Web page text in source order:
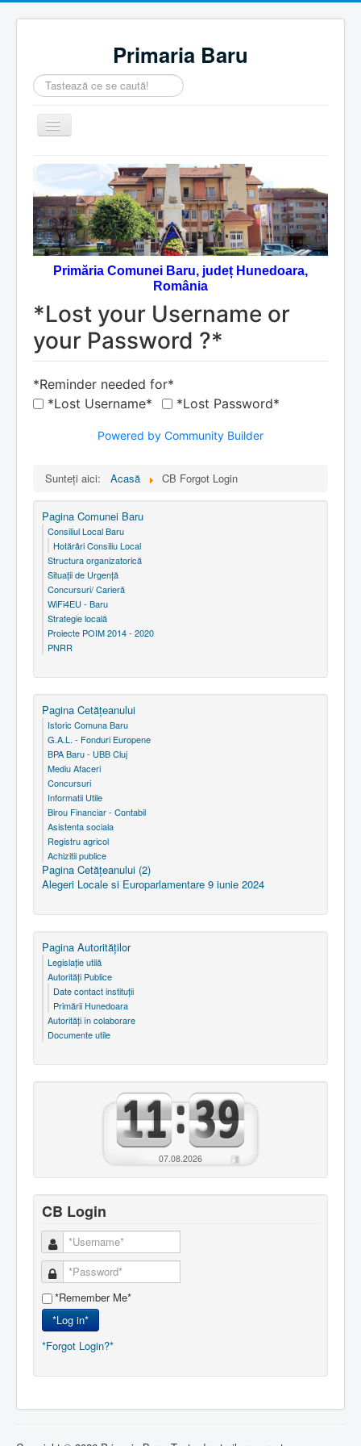
Primaria Baru
Căutare
...
Comută
navigarea
Home
Despre noi
Noutăţi
Contact
Servicii Online
Monitorul Oficial Local
Primăria Comunei Baru, județ Hunedoara,
România
*Lost your Username or
your Password ?*
*Reminder needed for*
*Lost Username*
*Lost Password*
Powered by Community Builder
Sunteți aici: Acasă CB Forgot Login
Pagina Comunei Baru
Consiliul Local Baru
Hotărâri Consiliu Local
Structura organizatorică
Situaţii de Urgenţă
Concursuri/ Carieră
WiFi4EU - Baru
Strategie locală
Proiecte POIM 2014 - 2020
PNRR
Pagina Cetăţeanului
Istoric Comuna Baru
G.A.L. - Fonduri Europene
BPA Baru - UBB Cluj
Mediu Afaceri
Concursuri
Informatii Utile
Birou Financiar - Contabil
Asistenta sociala
Registru agricol
Achizitii publice
Pagina Cetăţeanului (2)
Alegeri Locale si Europarlamentare 9 iunie 2024
Pagina Autorităţilor
Legislaţie utilă
Autorităţi Publice
Date contact instituţii
Primării Hunedoara
Autorităţi în colaborare
Documente utile
07.08.2026
CB Login
*Remember Me*
*Log in*
*Forgot Login?*